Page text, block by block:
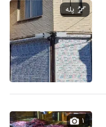
پله
۱